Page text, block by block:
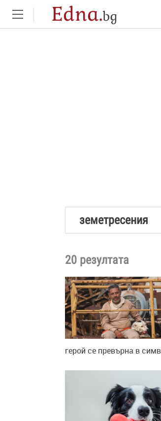
Edna.bg
20 резултата
герой се превърна в